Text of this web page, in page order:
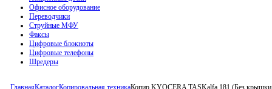
Офисное оборудование
Переводчики
Струйные МФУ
Факсы
Цифровые блокноты
Цифровые телефоны
Шредеры